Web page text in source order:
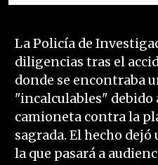
La Policía de
diligencias tras el
donde se encontraba
"incalculables" debido
camioneta contra la
sagrada. El hecho
la que pasará a